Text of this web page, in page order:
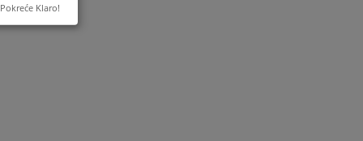
Pokreće Klaro!